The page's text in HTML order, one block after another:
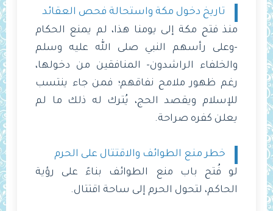
تاريخ دخول مكة واستحالة فحص العقائد
منذ فتح مكة إلى يومنا هذا، لم يمنع الحكام
-وعلى رأسهم النبي صلى الله عليه وسلم
والخلفاء الراشدون- المنافقين من دخولها،
رغم ظهور ملامح نفاقهم؛ فمن جاء ينتسب
للإسلام ويقصد الحج، يُترك له ذلك ما لم
يعلن كفره صراحة.
خطر منع الطوائف والاقتتال على الحرم
لو فُتح باب منع الطوائف بناءً على رؤية
الحاكم، لتحول الحرم إلى ساحة اقتتال.